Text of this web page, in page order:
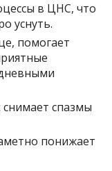
в ЦНС, что
уснуть.
помогает
снимает спазмы
понижает